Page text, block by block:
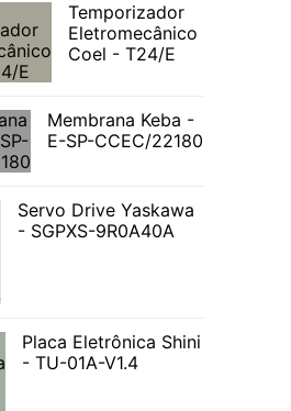
Temporizador
Eletromecânico
Coel - T24/E
Membrana Keba -
E-SP-CCEC/22180
Servo Drive Yaskawa
- SGPXS-9R0A40A
Placa Eletrônica Shini
- TU-01A-V1.4